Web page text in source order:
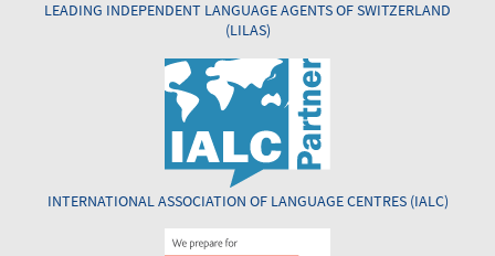
LEADING INDEPENDENT LANGUAGE AGENTS OF SWITZERLAND
(LILAS)
INTERNATIONAL ASSOCIATION OF LANGUAGE CENTRES (IALC)